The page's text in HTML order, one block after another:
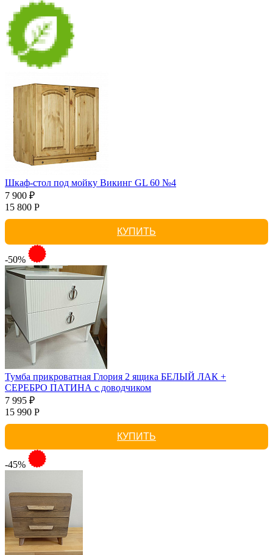
Шкаф-стол под мойку Викинг GL 60 №4
7 900 ₽
15 800 Р
КУПИТЬ
-50%
Тумба прикроватная Глория 2 ящика БЕЛЫЙ ЛАК +
СЕРЕБРО ПАТИНА с доводчиком
7 995 ₽
15 990 Р
КУПИТЬ
-45%